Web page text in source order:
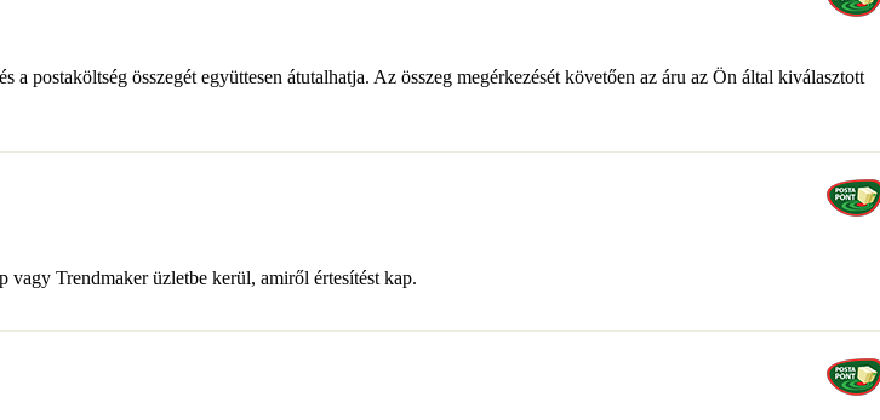
postaköltség összegét együttesen átutalhatja. Az összeg megérkezését követően az áru az Ön által kiválasztott
Trendmaker üzletbe kerül, amiről értesítést kap.